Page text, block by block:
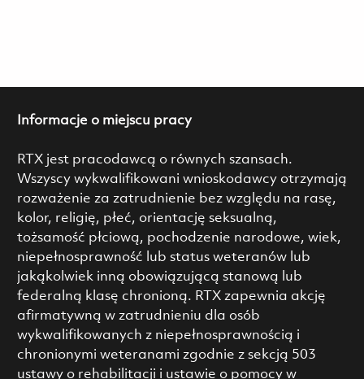
Informacje o miejscu pracy
RTX jest pracodawcą o równych szansach.
Wszyscy wykwalifikowani wnioskodawcy otrzymają
rozważenie za zatrudnienie bez względu na rasę,
kolor, religię, płeć, orientację seksualną,
tożsamość płciową, pochodzenie narodowe, wiek,
niepełnosprawność lub status weteranów lub
jakąkolwiek inną obowiązującą stanową lub
federalną klasę chronioną. RTX zapewnia akcję
afirmatywną w zatrudnieniu dla osób
wykwalifikowanych z niepełnosprawnością i
chronionymi weteranami zgodnie z sekcją 503
ustawy o rehabilitacji i ustawie o pomocy w